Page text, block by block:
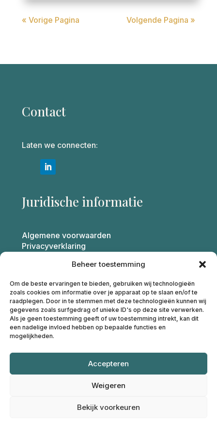
Beheer toestemming
Om de beste ervaringen te bieden, gebruiken wij technologieën
zoals cookies om informatie over je apparaat op te slaan en/of te
raadplegen. Door in te stemmen met deze technologieën kunnen wij
gegevens zoals surfgedrag of unieke ID's op deze site verwerken.
Als je geen toestemming geeft of uw toestemming intrekt, kan dit
een nadelige invloed hebben op bepaalde functies en
mogelijkheden.
Accepteren
Weigeren
Bekijk voorkeuren
« Vorige Pagina Volgende Pagina »
Contact
Laten we connecten:
Juridische informatie
Algemene voorwaarden
Privacyverklaring
Coaching
M: 068687881
E:info@francavanmontfoort.nl
IBAN: NL91INGB0004674915